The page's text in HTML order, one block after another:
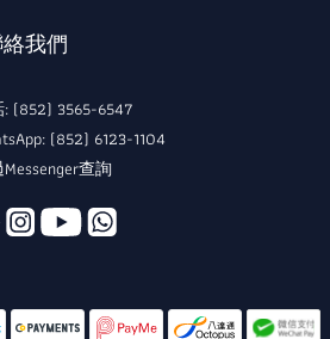
我們
(852) 3565-6547
(852) 6123-1104
查詢